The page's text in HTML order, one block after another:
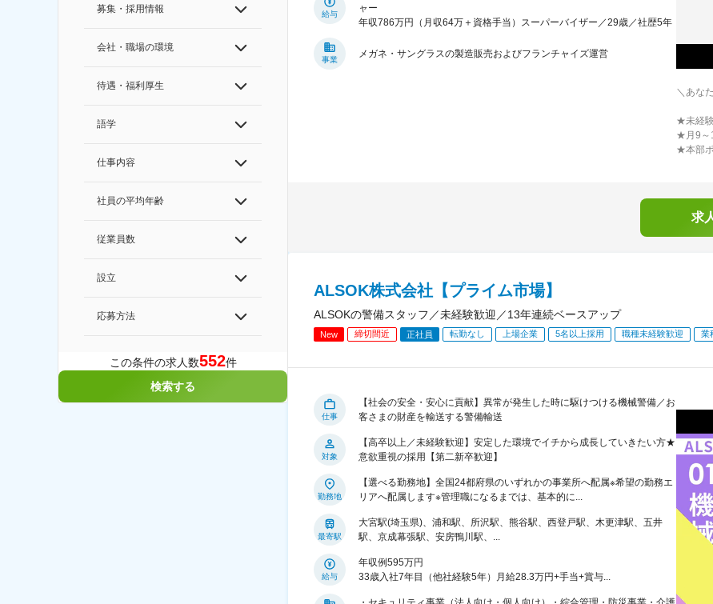
募集・採用情報
会社・職場の環境
待遇・福利厚生
語学
仕事内容
社員の平均年齢
従業員数
設立
応募方法
この条件の求人数552件
検索する
給与
ャー
年収786万円（月収64万＋資格手当）スーパーバイザー／29歳／社歴5年
事業
メガネ・サングラスの製造販売およびフランチャイズ運営
＼あな
★未経
★月9～
★本部
求
ALSOK株式会社【プライム市場】
ALSOKの警備スタッフ／未経験歓迎／13年連続ベースアップ
New 締切間近 正社員 転勤なし 上場企業 5名以上採用 職種未経験歓迎 業
仕事
【社会の安全・安心に貢献】異常が発生した時に駆けつける機械警備／お
客さまの財産を輸送する警備輸送
対象
【高卒以上／未経験歓迎】安定した環境でイチから成長していきたい方★
意欲重視の採用【第二新卒歓迎】
勤務地
【選べる勤務地】全国24都府県のいずれかの事業所へ配属※希望の勤務エ
リアへ配属します※管理職になるまでは、基本的に...
最寄駅
大宮駅(埼玉県)、浦和駅、所沢駅、熊谷駅、西登戸駅、木更津駅、五井
駅、京成幕張駅、安房鴨川駅、...
給与
年収例595万円
33歳入社7年目（他社経験5年）月給28.3万円+手当+賞与...